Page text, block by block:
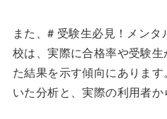
また、# 受験生必見！メン
校は、実際に合格率や受験
た結果を示す傾向にありま
いた分析と、実際の利用者か